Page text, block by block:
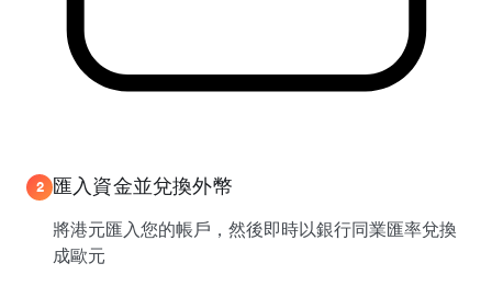
2 匯入資金並兌換外幣
將港元匯入您的帳戶，然後即時以銀行同業匯率兌換
成歐元